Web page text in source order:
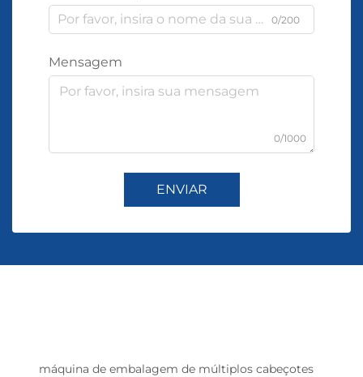
0/200
Mensagem
0/1000
ENVIAR
máquina de embalagem de múltiplos cabeçotes